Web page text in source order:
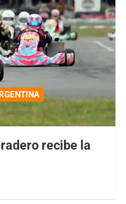
recibe la